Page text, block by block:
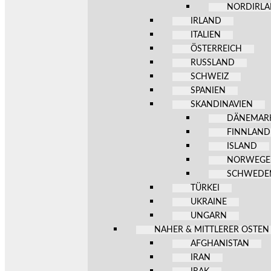
IRLAND
ITALIEN
ÖSTERREICH
RUSSLAND
SCHWEIZ
SPANIEN
SKANDINAVIEN
FINNLAND
ISLAND
TÜRKEI
UKRAINE
UNGARN
NAHER & MITTLERER OSTEN
AFGHANISTAN
IRAN